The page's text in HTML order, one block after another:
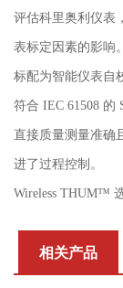
评估科里奥利仪表
表标定因素的影响。
标配为智能仪表自
符合 IEC 61508 的
直接质量测量准确
进了过程控制。
Wireless THUM™
相关产品